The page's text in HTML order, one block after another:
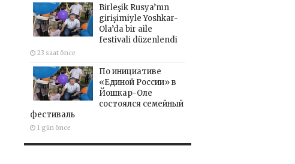
Birleşik Rusya’nın
girişimiyle Yoshkar-
Ola’da bir aile
festivali düzenlendi
23 saat önce
По инициативе
«Единой России» в
Йошкар-Оле
состоялся семейный
фестиваль
1 gün önce